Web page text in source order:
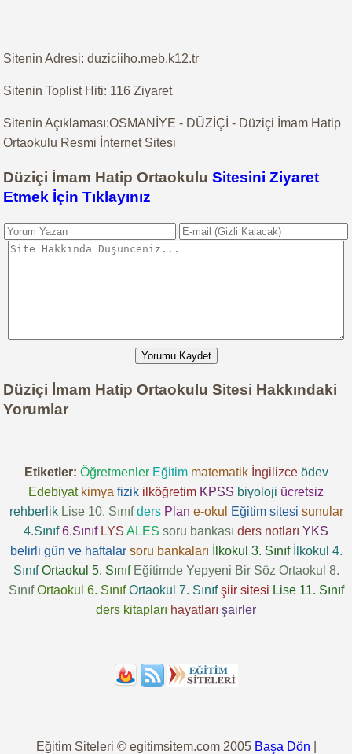
Sitenin Adresi: duziciiho.meb.k12.tr
Sitenin Toplist Hiti: 116 Ziyaret
Sitenin Açıklaması:OSMANİYE - DÜZİÇİ - Düziçi İmam Hatip
Ortaokulu Resmi İnternet Sitesi
Düziçi İmam Hatip OrtaokuluSitesini Ziyaret
Etmek İçin Tıklayınız
Yorumu Kaydet
Düziçi İmam Hatip Ortaokulu Sitesi Hakkındaki
Yorumlar
Etiketler: Öğretmenler Eğitim matematik İngilizce ödev
Edebiyat kimya fizik ilköğretim KPSS biyoloji ücretsiz
rehberlik Lise 10. Sınıf ders Plan e-okul Eğitim sitesi sunular
4.Sınıf 6.Sınıf LYS ALES soru bankası ders notları YKS
belirli gün ve haftalar soru bankaları İlkokul 3. Sınıf
İlkokul 4.
Sınıf Ortaokul 5. Sınıf Eğitimde Yepyeni Bir Söz Ortaokul 8.
Sınıf Ortaokul 6. Sınıf Ortaokul 7. Sınıf şiir sitesi Lise 11. Sınıf
ders kitapları hayatları şairler
Eğitim Siteleri © egitimsitem.com 2005 Başa Dön